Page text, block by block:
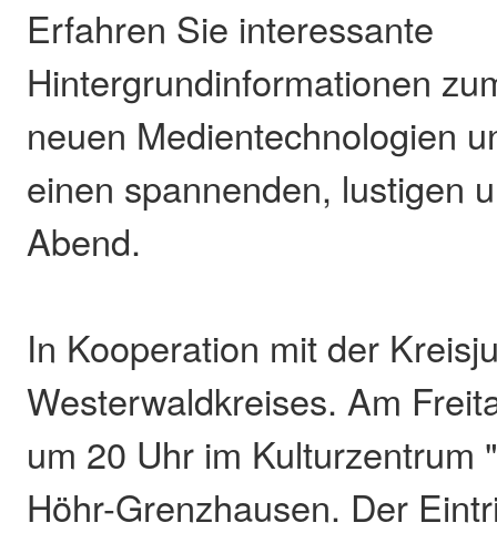
Erfahren Sie interessante
Hintergrundinformationen
neuen Medientechnologien
einen spannenden, lustigen
Abend.
In Kooperation mit der
Westerwaldkreises. Am
um 20 Uhr im Kulturzentrum
Höhr-Grenzhausen. Der